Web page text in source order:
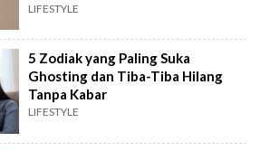
LIFESTYLE
5 Zodiak yang Paling Suka
Ghosting dan Tiba-Tiba Hilang
Tanpa Kabar
LIFESTYLE